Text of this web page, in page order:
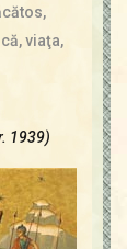
,
,viaţa,
1939)